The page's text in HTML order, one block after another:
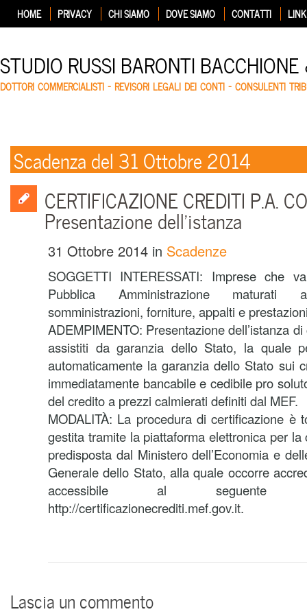
HOME PRIVACY CHI SIAMO DOVE SIAMO CONTATTI LINK
STUDIO RUSSI BARONTI
DOTTORI COMMERCIALISTI – REVISORI LEGALI DEI CONTI – CONSULENTI
Scadenza del 31 Ottobre 2014
CERTIFICAZIONE CREDITI P.A.
Presentazione dell’istanza
31 Ottobre 2014 in Scadenze
SOGGETTI INTERESSATI: Imprese che
Pubblica Amministrazione
somministrazioni, forniture, appalti e
ADEMPIMENTO: Presentazione dell’istanza
assistiti da garanzia dello Stato, la quale
automaticamente la garanzia dello Stato sui
immediatamente bancabile e cedibile pro
del credito a prezzi calmierati definiti dal MEF.
MODALITÀ: La procedura di certificazione è
gestita tramite la piattaforma elettronica per
predisposta dal Ministero dell’Economia e
Generale dello Stato, alla quale occorre
accessibile al seguente
http://certificazionecrediti.mef.gov.it.
Lascia un commento